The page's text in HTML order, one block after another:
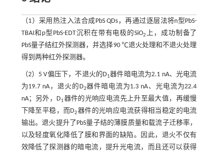
（1）采用热注入法合成PbS QDs，再通过逐层法将n型PbS-
TBAI和p型PbS-EDT沉积在带有电极的SiO2上，成功制备了
PbS量子结红外探测器，并选择90 ℃退火处理和不退火处理
得到两种红外探测器。
（2）5 V偏压下，不退火的D1器件暗电流为2.1 nA、光电流
为19.7 nA，退火的D2器件暗电流为1.3 nA、光电流为22.4
nA；另外，D1器件的光响应电流先上升至最大值，再缓慢
下降至平稳，而D2器件的光响应电流获得相当稳定的电流
输出。退火提升了PbS量子结的薄膜质量和载流子迁移率，
以及轻度氧化降低了膜和界面的缺陷。因此，退火不仅有
效降低了探测器的暗电流，提升光电流，而且还可以获得